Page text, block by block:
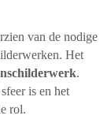
van de nodige
Het
.
is en het
rol.